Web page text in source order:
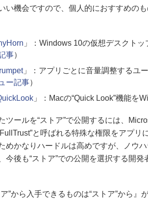
い機会ですので、個人的におすすめの
」：Windows 10の仮想デスクト
事）
」：アプリごとに音量調整するユ
ー記事）
」：Macの“Quick Look”機能を
ツールを“ストア”で公開するには、
と呼ばれる特殊な権限をアプリ
めかなりハードルは高めですが、ノウ
今後も“ストア”での公開を選択する開
”から入手できるものは“ストア”から』